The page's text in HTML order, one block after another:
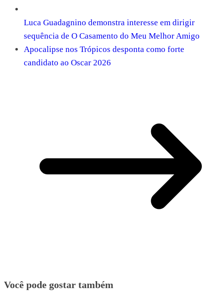
Luca Guadagnino demonstra interesse em dirigir
sequência de O Casamento do Meu Melhor Amigo
Apocalipse nos Trópicos desponta como forte
candidato ao Oscar 2026
Você pode gostar também